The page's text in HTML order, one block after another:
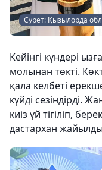
Сурет: Қызылорда
Кейінгі күндері
молынан төкті.
қала келбеті
күйді сезіндірді.
киіз үй тігіліп,
дастархан